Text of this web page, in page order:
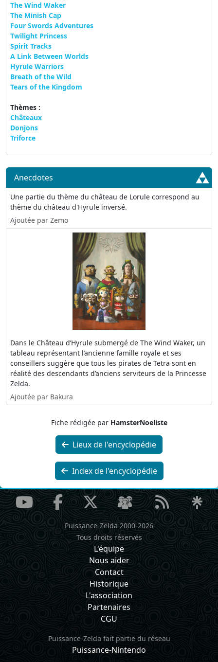
The Wind Waker
The Minish Cap
Four Swords Adventures
Twilight Princess
Spirit Tracks
A Link Between Worlds
Hyrule Warriors
Breath of the Wild
Tears of the Kingdom
Thèmes :
Châteaux
Donjons
Triforce
Anecdotes
Une partie du thème du château de Lorule correspond au
thème du château d'Hyrule inversé.
Ajoutée par Zemo
Dans le Château d’Hyrule submergé de The Wind Waker, un
tableau représentant l’ancienne famille royale et ses
conseillers suggère que tous les pirates de Tetra sont en
réalité des descendants d’anciens serviteurs de la Princesse
Zelda.
Ajoutée par Bakura
Fiche rédigée par HamsterNoeliste
Lieux de l'encyclopédie
Index de l'encyclopédie
Puissance-Zelda 2000-2026
Tous droits réservés
L'équipe
Nous aider
Contact
Historique
L'association
Partenaires
CGU
Puissance-Zelda fait partie du réseau
Puissance-Nintendo